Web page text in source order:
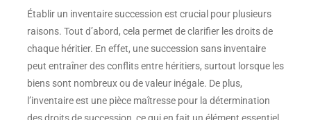
Établir un inventaire succession est crucial pour plusieurs
raisons. Tout d’abord, cela permet de clarifier les droits de
chaque héritier. En effet, une succession sans inventaire
peut entraîner des conflits entre héritiers, surtout lorsque les
biens sont nombreux ou de valeur inégale. De plus,
l’inventaire est une pièce maîtresse pour la détermination